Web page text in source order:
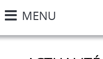
MENU